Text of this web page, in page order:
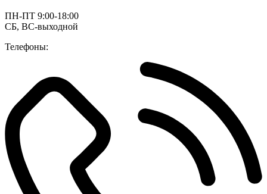
ПН-ПТ 9:00-18:00
СБ, ВС-выходной
Телефоны: